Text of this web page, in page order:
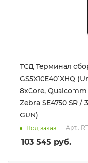
ТСД Терминал
GS5X10E401XHQ
8xCore, Qualcomm
Zebra SE4750 SR
GUN)
Под заказ Арт.:
103 545 руб.